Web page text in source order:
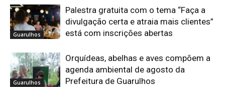
Guarulhos
Palestra gratuita com o tema “Faça a
divulgação certa e atraia mais clientes”
está com inscrições abertas
Guarulhos
Orquídeas, abelhas e aves compõem a
agenda ambiental de agosto da
Prefeitura de Guarulhos